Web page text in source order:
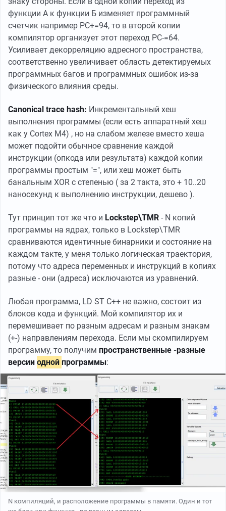
функции А к функции Б изменяет программный
счетчик например PC+=94, то в второй копии
компилятор организует этот переход PC-=64.
Усиливает декорреляцию адресного пространства,
соответственно увеличивает область детектируемых
программных багов и программных ошибок из-за
физического влияния среды.
Canonical trace hash: Инкрементальный хеш
выполнения программы (если есть аппаратный хеш
как у Cortex M4) , но на слабом железе вместо хеша
может подойти обычное сравнение каждой
инструкции (опкода или результата) каждой копии
программы простым "=", или хеш может быть
банальным XOR с степенью ( за 2 такта, это + 10..20
наносекунд к выполнению инструкции, дешево ).
Тут принцип тот же что и Lockstep\TMR - N копий
программы на ядрах, только в Lockstep\TMR
сравниваются идентичные бинарники и состояние на
каждом такте, у меня только логическая траектория,
потому что адреса переменных и инструкций в копиях
разные - они (адреса) исключаются из уравнений.
Любая программа, LD ST C++ не важно, состоит из
блоков кода и функций. Мой компилятор их и
перемешивает по разным адресам и разным знакам
(+-) направлениям перехода. Если мы скомпилируем
программу, то получим пространственные -разные
версии одной программы:
N компиляций, и расположение программы в памяти. Один и тот